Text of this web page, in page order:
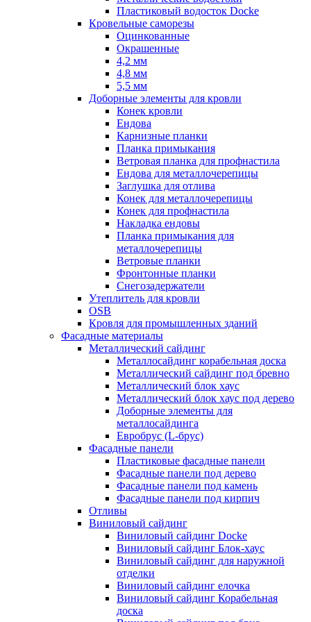
Пластиковый водосток Docke
Кровельные саморезы
Оцинкованные
Окрашенные
4,2 мм
4,8 мм
5,5 мм
Доборные элементы для кровли
Конек кровли
Ендова
Карнизные планки
Планка примыкания
Ветровая планка для профнастила
Ендова для металлочерепицы
Заглушка для отлива
Конек для металлочерепицы
Конек для профнастила
Накладка ендовы
Планка примыкания для
металлочерепицы
Ветровые планки
Фронтонные планки
Снегозадержатели
Утеплитель для кровли
OSB
Кровля для промышленных зданий
Фасадные материалы
Металлический сайдинг
Металлосайдинг корабельная доска
Металлический сайдинг под бревно
Металлический блок хаус
Металлический блок хаус под дерево
Доборные элементы для
металлосайдинга
Евробрус (L-брус)
Фасадные панели
Пластиковые фасадные панели
Фасадные панели под дерево
Фасадные панели под камень
Фасадные панели под кирпич
Отливы
Виниловый сайдинг
Виниловый сайдинг Docke
Виниловый сайдинг Блок-хаус
Виниловый сайдинг для наружной
отделки
Виниловый сайдинг елочка
Виниловый сайдинг Корабельная
доска